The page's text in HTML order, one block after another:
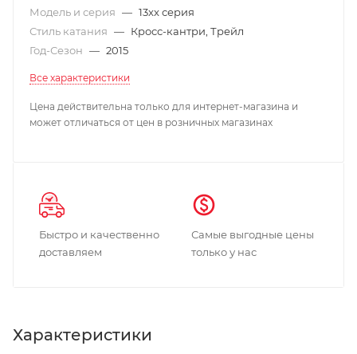
Модель и серия — 13xx серия
Стиль катания — Кросс-кантри, Трейл
Год-Сезон — 2015
Все характеристики
Цена действительна только для интернет-магазина и
может отличаться от цен в розничных магазинах
Быстро и качественно
доставляем
Самые выгодные цены
только у нас
Характеристики